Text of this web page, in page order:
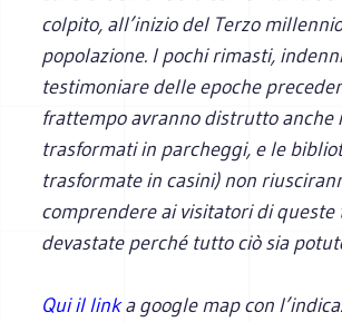
colpito, all’inizio del Terzo
popolazione. I pochi rimasti,
testimoniare delle epoche
frattempo avranno distrutto anche
trasformati in parcheggi, e le
trasformate in casini) non
comprendere ai visitatori di queste
devastate perché tutto ciò sia
Qui il linka google map con